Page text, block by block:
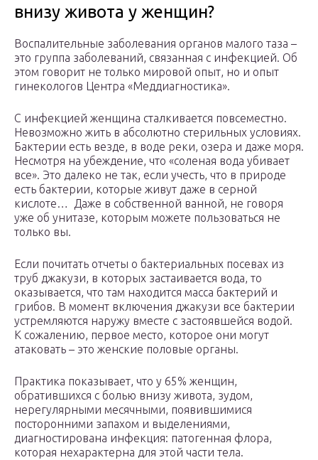
внизу живота у женщин?
Воспалительные заболевания органов малого таза –
это группа заболеваний, связанная с инфекцией. Об
этом говорит не только мировой опыт, но и опыт
гинекологов Центра «Меддиагностика».
С инфекцией женщина сталкивается повсеместно.
Невозможно жить в абсолютно стерильных условиях.
Бактерии есть везде, в воде реки, озера и даже моря.
Несмотря на убеждение, что «соленая вода убивает
все». Это далеко не так, если учесть, что в природе
есть бактерии, которые живут даже в серной
кислоте… Даже в собственной ванной, не говоря
уже об унитазе, которым можете пользоваться не
только вы.
Если почитать отчеты о бактериальных посевах из
труб джакузи, в которых застаивается вода, то
оказывается, что там находится масса бактерий и
грибов. В момент включения джакузи все бактерии
устремляются наружу вместе с застоявшейся водой.
К сожалению, первое место, которое они могут
атаковать – это женские половые органы.
Практика показывает, что у 65% женщин,
обратившихся с болью внизу живота, зудом,
нерегулярными месячными, появившимися
посторонними запахом и выделениями,
диагностирована инфекция: патогенная флора,
которая нехарактерна для этой части тела.